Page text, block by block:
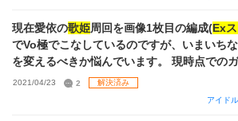
現在愛依の歌姫周回を画像1枚目の編成(Ex
でVo極でこなしているのですが、いまいち
を変えるべきか悩んでいます。 現時点での
キル持ち)サポが画像2枚目の通りなのですが
場合)この中から選ぶとしたら何がおすすめ
2021/04/23 2
解決済み
アイド